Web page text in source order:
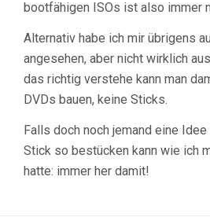
bootfähigen ISOs ist also immer
Alternativ habe ich mir übrigens
angesehen, aber nicht wirklich
das richtig verstehe kann man
DVDs bauen, keine Sticks.
Falls doch noch jemand eine
Stick so bestücken kann wie ich
hatte: immer her damit!